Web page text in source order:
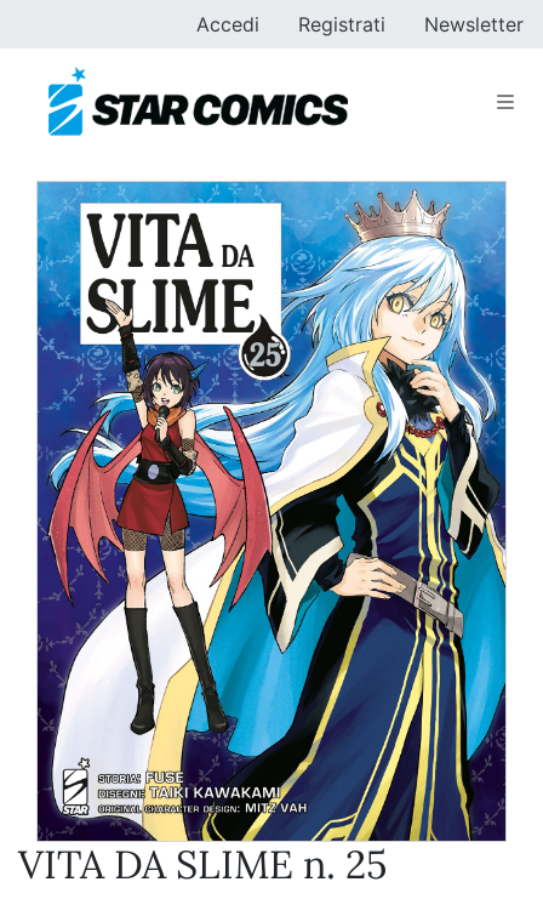
Accedi Registrati Newsletter
VITA DA SLIME n. 25